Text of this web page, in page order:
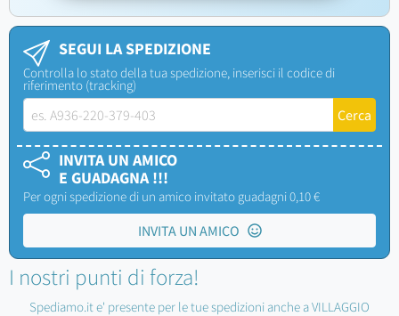
SEGUI LA SPEDIZIONE
Controlla lo stato della tua spedizione, inserisci il codice di
riferimento (tracking)
INVITA UN AMICO
E GUADAGNA !!!
Per ogni spedizione di un amico invitato guadagni 0,10 €
INVITA UN AMICO
I nostri punti di forza!
Spediamo.it e' presente per le tue spedizioni anche a VILLAGGIO